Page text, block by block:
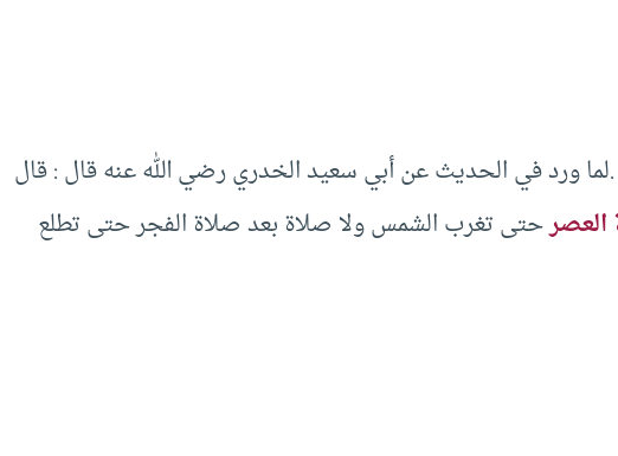
ورد في الحديث عن أبي سعيد الخدري رضي الله عنه قال : قال
العصرحتى تغرب الشمس ولا صلاة بعد صلاة الفجر حتى تطلع